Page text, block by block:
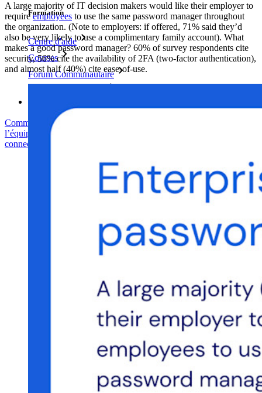
Formation
Centre d'aide
Courses
Forum Communautaire
Commencez gratuitement
l’équipe commerciale
connecter
A large majority of IT decision makers would like their employer to
requireemployees to use the same password manager throughout
the organization. (Note to employers: if offered, 71% said they’d
also be very likely to use a complimentary family account). What
makes a good password manager? 60% of survey respondents cite
security, 56% cite the availability of 2FA (two-factor authentication),
and almost half (40%) cite ease-of-use.